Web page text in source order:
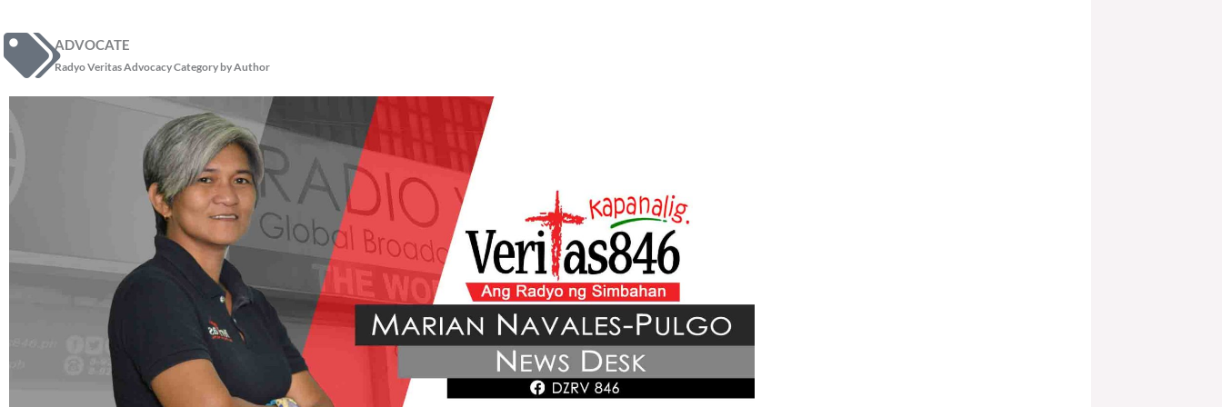
ADVOCATE
Radyo Veritas Advocacy Category by Author